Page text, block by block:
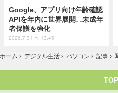
Google、アプリ向け年齢確認
APIを年内に世界展開…未成年
者保護を強化
2026.7.31 Fri 13:45
ホーム › デジタル生活 › パソコン › 記事 ›
TOP